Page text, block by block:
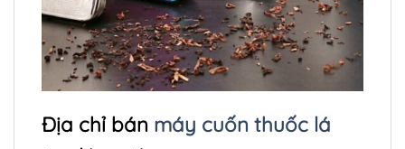
Địa chỉ bán máy cuốn thuốc lá